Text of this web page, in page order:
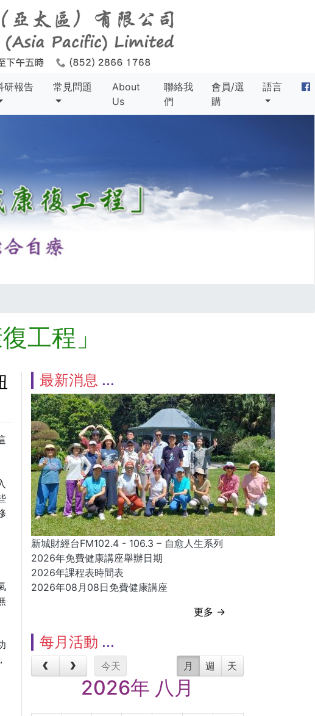
研報告 常見問題
About
Us
聯絡我
們
會員/選
購
語言
工程」
最新消息
新城財經台FM102.4 - 106.3 – 自愈人生系列
2026年免費健康講座舉辦日期
2026年課程表時間表
2026年08月08日免費健康講座
更多 →
每月活動
今天 月 週 天
2026年 八月